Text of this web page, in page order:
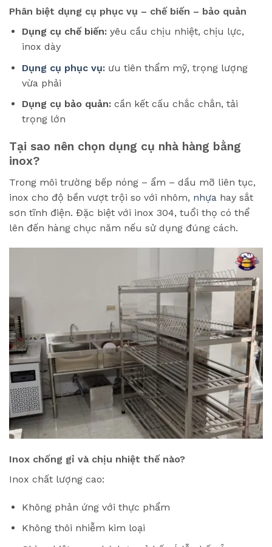
Phân biệt dụng cụ phục vụ – chế biến – bảo quản
Dụng cụ chế biến:yêu cầu chịu nhiệt, chịu lực,
inox dày
Dụng cụ phục vụ:ưu tiên thẩm mỹ, trọng lượng
vừa phải
Dụng cụ bảo quản:cần kết cấu chắc chắn, tải
trọng lớn
Tại sao nên chọn dụng cụ nhà hàng bằng
inox?
Trong môi trường bếp nóng – ẩm – dầu mỡ liên tục,
inox cho độ bền vượt trội so với nhôm, nhựa hay sắt
sơn tĩnh điện. Đặc biệt với inox 304, tuổi thọ có thể
lên đến hàng chục năm nếu sử dụng đúng cách.
Inox chống gỉ và chịu nhiệt thế nào?
Inox chất lượng cao:
Không phản ứng với thực phẩm
Không thôi nhiễm kim loại